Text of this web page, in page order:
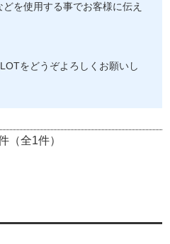
を使用する事でお客様に伝え
をどうぞよろしくお願いし
（全1件）